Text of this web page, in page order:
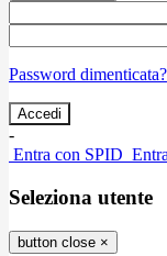
Password dimenticata?
-
Entra con SPID
Seleziona utente
button close ×